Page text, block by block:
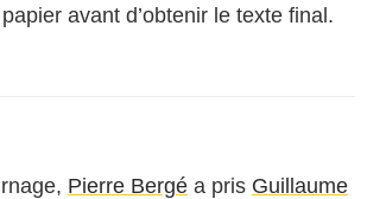
avant d’obtenir le texte final.
Pierre Bergé a pris Guillaume